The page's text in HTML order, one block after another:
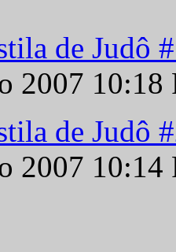
de Judô
2007
de Judô
2007